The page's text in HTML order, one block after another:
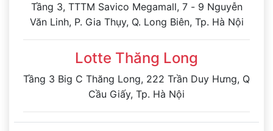
Tầng 3, TTTM Savico Megamall, 7 - 9 Nguyễn
Văn Linh, P. Gia Thụy, Q. Long Biên, Tp. Hà Nội
Lotte Thăng Long
Tầng 3 Big C Thăng Long, 222 Trần Duy Hưng, Q
Cầu Giấy, Tp. Hà Nội